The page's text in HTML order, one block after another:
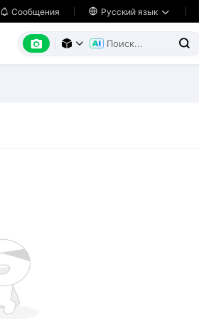
 Сообщения  Русский язык 
   